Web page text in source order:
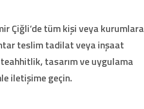
Çiğli’de tüm kişi veya kurumlara
teslim tadilat veya inşaat
tasarım ve uygulama
iletişime geçin.